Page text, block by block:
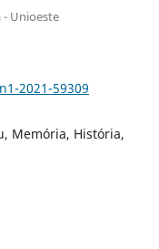
- Unioeste
2021-59309
Memória, História,